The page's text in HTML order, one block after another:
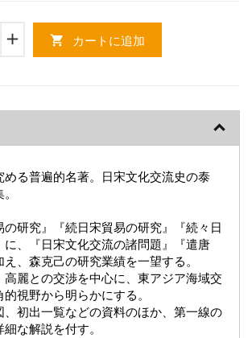
add shopping_cart カートに追加
める普遍的名著。日宋文化交流史の泰
の研究』『続日宋貿易の研究』『続々日
に、『日宋文化交流の諸問題』『遣唐
、森克己の研究業績を一望する。
高麗との交渉を中心に、東アジア海域交
視野から明らかにする。
、初出一覧などの資料のほか、第一線の
な解説を付す。